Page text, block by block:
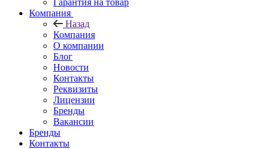
Компания
Назад
Компания
О компании
Блог
Новости
Контакты
Реквизиты
Лицензии
Бренды
Вакансии
Бренды
Контакты